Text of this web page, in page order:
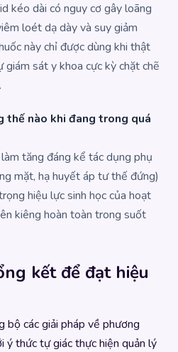
kéo dài có nguy cơ gây loãng
loét dạ dày và suy giảm
này chỉ được dùng khi thật
giám sát y khoa cực kỳ chặt chẽ
thế nào khi đang trong quá
tăng đáng kể tác dụng phụ
mặt, hạ huyết áp tư thế đứng)
hiệu lực sinh học của hoạt
kiêng hoàn toàn trong suốt
kết để đạt hiệu
bộ các giải pháp về phương
ý thức tự giác thực hiện quản lý